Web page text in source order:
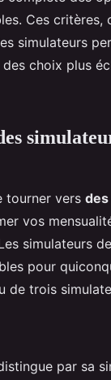
Ces critères,
simulateurs
choix plus
tourner vers
vos
simulateurs
pour
de trois
par sa